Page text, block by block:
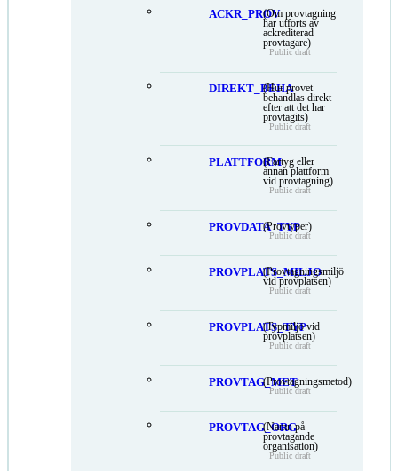
ACKR_PROV(Om provtagning
har utförts av
ackrediterad
provtagare)
Public draft
DIREKT_BEHA
(Hur provet
behandlas direkt
efter att det har
provtagits)
Public draft
PLATTFORM(Fartyg eller
annan plattform
vid provtagning)
Public draft
PROVDATA_TYP
(Provtyper)
Public draft
PROVPLATS_MILJO
(Provtagningsmiljö
vid provplatsen)
Public draft
PROVPLATS_TYP
(Typmiljö vid
provplatsen)
Public draft
PROVTAG_MET(Provtagningsmetod)
Public draft
PROVTAG_ORG
(Namn på
provtagande
organisation)
Public draft